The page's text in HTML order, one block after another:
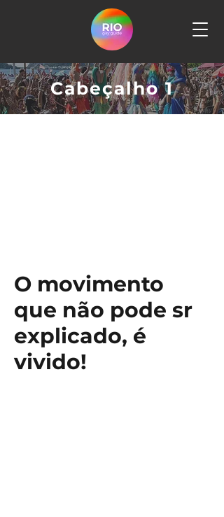
Cabeçalho 1
O movimento
que não pode sr
explicado, é
vivido!